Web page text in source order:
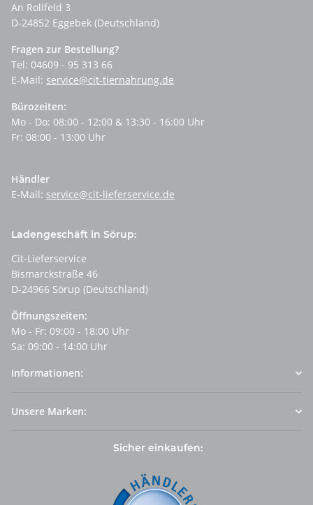
An Rollfeld 3
D-24852 Eggebek (Deutschland)
Fragen zur Bestellung?
Tel: 04609 - 95 313 66
E-Mail: service@cit-tiernahrung.de
Bürozeiten:
Mo - Do: 08:00 - 12:00 & 13:30 - 16:00 Uhr
Fr: 08:00 - 13:00 Uhr
Händler
E-Mail: service@cit-lieferservice.de
Ladengeschäft in Sörup:
Cit-Lieferservice
Bismarckstraße 46
D-24966 Sörup (Deutschland)
Öffnungszeiten:
Mo - Fr: 09:00 - 18:00 Uhr
Sa: 09:00 - 14:00 Uhr
Informationen:
Unsere Marken:
Sicher einkaufen: